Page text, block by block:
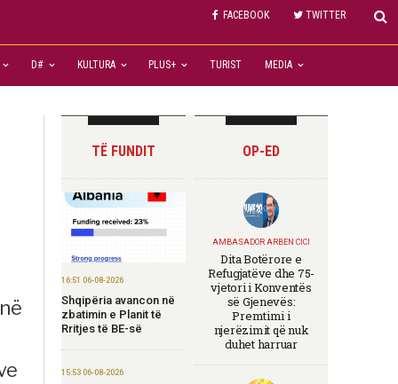
FACEBOOK TWITTER
D# KULTURA PLUS+ TURIST MEDIA
TË FUNDIT
16:51 06-08-2026
Shqipëria avancon në
zbatimin e Planit të
Rritjes të BE-së
15:53 06-08-2026
OP-ED
AMBASADOR ARBEN CICI
Dita Botërore e
Refugjatëve dhe 75-
vjetori i Konventës
së Gjenevës:
Premtimi i
njerëzimit që nuk
duhet harruar